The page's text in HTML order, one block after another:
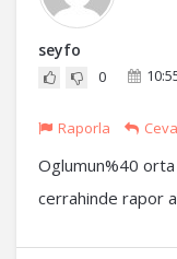
seyfo
0
Raporla
Oglumun%40
cerrahinde rapor